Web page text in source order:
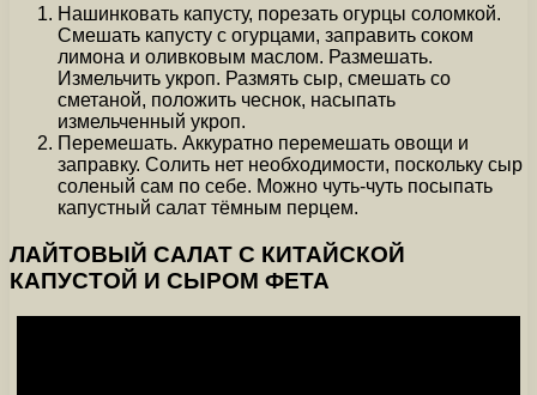
Нашинковать капусту, порезать огурцы соломкой.
Смешать капусту с огурцами, заправить соком
лимона и оливковым маслом. Размешать.
Измельчить укроп. Размять сыр, смешать со
сметаной, положить чеснок, насыпать
измельченный укроп.
Перемешать. Аккуратно перемешать овощи и
заправку. Солить нет необходимости, поскольку сыр
соленый сам по себе. Можно чуть-чуть посыпать
капустный салат тёмным перцем.
ЛАЙТОВЫЙ САЛАТ С КИТАЙСКОЙ
КАПУСТОЙ И СЫРОМ ФЕТА